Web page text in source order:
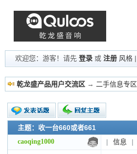
欢迎您：游客！请先 登录 或 注册 风格 |
乾龙盛产品用户交流区 → 二手信息专区
新的主题
投票帖
交易帖
主题：收一台660或者661
caoqing1000 | 信息 |